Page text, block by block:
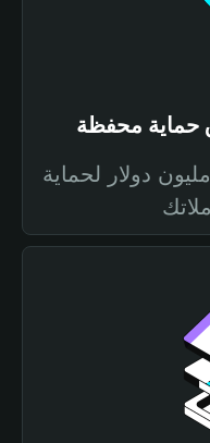
صندوق حماية بقيمة 300 مليون دولار لحماية